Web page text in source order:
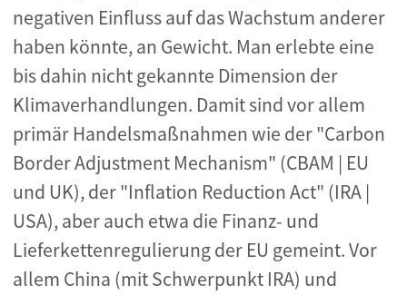
negativen Einfluss auf das Wachstum anderer
haben könnte, an Gewicht. Man erlebte eine
bis dahin nicht gekannte Dimension der
Klimaverhandlungen. Damit sind vor allem
primär Handelsmaßnahmen wie der "Carbon
Border Adjustment Mechanism" (CBAM | EU
und UK), der "Inflation Reduction Act" (IRA |
USA), aber auch etwa die Finanz- und
Lieferkettenregulierung der EU gemeint. Vor
allem China (mit Schwerpunkt IRA) und